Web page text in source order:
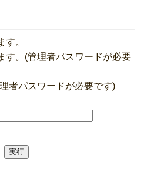
。
す。(管理者パスワードが必要
者パスワードが必要です)